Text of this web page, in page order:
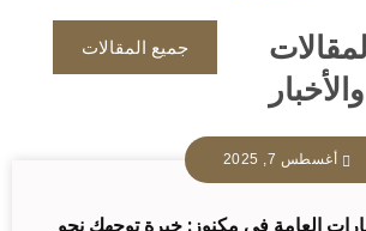
والأخبار
جميع المقالات
أغسطس 7, 2025